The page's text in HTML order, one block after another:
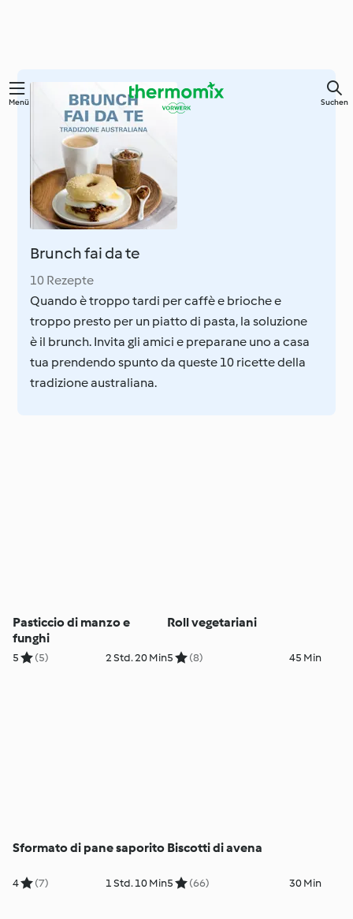
Springe
Hauptinhalt
Menü Suchen
Brunch fai da te
10 Rezepte
Quando è troppo tardi per caffè e brioche e
troppo presto per un piatto di pasta, la soluzione
è il brunch. Invita gli amici e preparane uno a casa
tua prendendo spunto da queste 10 ricette della
tradizione australiana.
Pasticcio di manzo e
funghi
5 (5) 2 Std. 20 Min
Roll vegetariani
5 (8) 45 Min
Sformato di pane saporito
4 (7) 1 Std. 10 Min
Biscotti di avena
5 (66) 30 Min